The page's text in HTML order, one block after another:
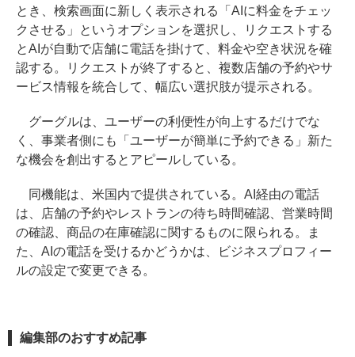
とき、検索画面に新しく表示される「AIに料金をチェッ
クさせる」というオプションを選択し、リクエストする
とAIが自動で店舗に電話を掛けて、料金や空き状況を確
認する。リクエストが終了すると、複数店舗の予約やサ
ービス情報を統合して、幅広い選択肢が提示される。
グーグルは、ユーザーの利便性が向上するだけでな
く、事業者側にも「ユーザーが簡単に予約できる」新た
な機会を創出するとアピールしている。
同機能は、米国内で提供されている。AI経由の電話
は、店舗の予約やレストランの待ち時間確認、営業時間
の確認、商品の在庫確認に関するものに限られる。ま
た、AIの電話を受けるかどうかは、ビジネスプロフィー
ルの設定で変更できる。
編集部のおすすめ記事